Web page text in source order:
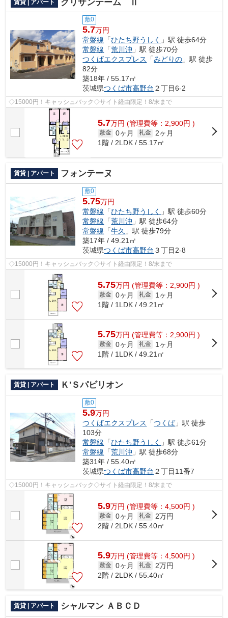
賃貸 | アパート クリザンテーム Ⅱ
敷0
5.7万円
常磐線 「ひたち野うしく
」駅 徒歩64分
常磐線 「荒川沖 」駅 徒歩70分
つくばエクスプレス
「みどりの 」駅 徒歩
82分
築18年 / 55.17㎡
茨城県つくば市高野台 ２丁目6-2
◇15000円！キャッシュバック◇サイト経由限定！8/末まで
5.7万円 (管理費等：2,900円 )
敷金 0ヶ月 礼金
2ヶ月
1階 / 2LDK / 55.17㎡
賃貸 | アパート フォンテーヌ
敷0
5.75万円
常磐線 「ひたち野うしく
」駅 徒歩60分
常磐線 「荒川沖 」駅 徒歩64分
常磐線 「牛久 」駅 徒歩79分
築17年 / 49.21㎡
茨城県つくば市高野台 ３丁目2-8
◇15000円！キャッシュバック◇サイト経由限定！8/末まで
5.75万円 (管理費等：2,900円 )
敷金 0ヶ月 礼金
1ヶ月
1階 / 1LDK / 49.21㎡
5.75万円 (管理費等：2,900円 )
敷金 0ヶ月 礼金
1ヶ月
1階 / 1LDK / 49.21㎡
賃貸 | アパート Ｋ'Ｓパビリオン
敷0
5.9万円
つくばエクスプレス
「つくば」駅 徒歩
103分
常磐線 「ひたち野うしく
」駅 徒歩61分
常磐線 「荒川沖 」駅 徒歩68分
築31年 / 55.40㎡
茨城県つくば市高野台 ２丁目11番7
◇15000円！キャッシュバック◇サイト経由限定！8/末まで
5.9万円 (管理費等：4,500円 )
敷金 0ヶ月 礼金
2万円
2階 / 2LDK / 55.40㎡
5.9万円 (管理費等：4,500円 )
敷金 0ヶ月 礼金
2万円
2階 / 2LDK / 55.40㎡
賃貸 | アパート シャルマン ＡＢＣＤ